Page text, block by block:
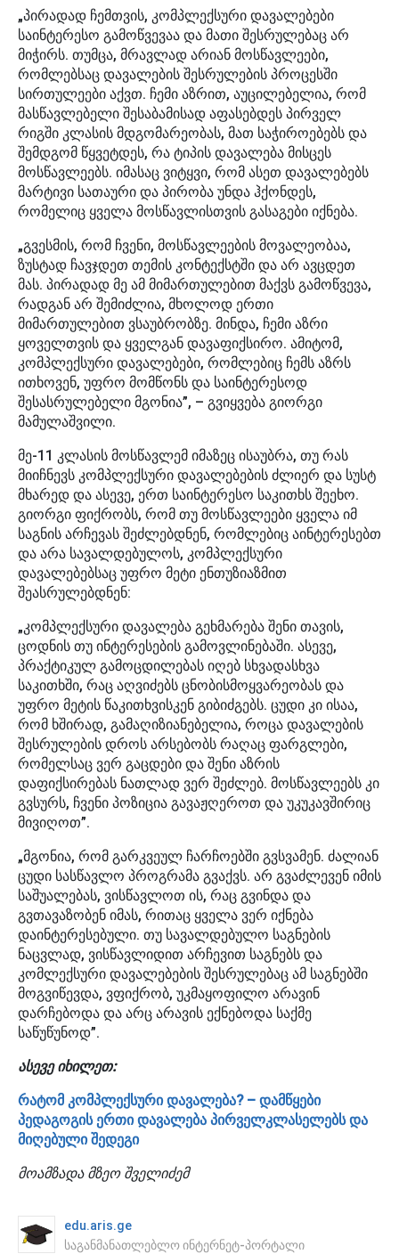
„პირადად ჩემთვის, კომპლექსური დავალებები
საინტერესო გამოწვევაა და მათი შესრულებაც არ
მიჭირს. თუმცა, მრავლად არიან მოსწავლეები,
რომლებსაც დავალების შესრულების პროცესში
სირთულეები აქვთ. ჩემი აზრით, აუცილებელია, რომ
მასწავლებელი შესაბამისად აფასებდეს პირველ
რიგში კლასის მდგომარეობას, მათ საჭიროებებს და
შემდგომ წყვეტდეს, რა ტიპის დავალება მისცეს
მოსწავლეებს. იმასაც ვიტყვი, რომ ასეთ დავალებებს
მარტივი სათაური და პირობა უნდა ჰქონდეს,
რომელიც ყველა მოსწავლისთვის გასაგები იქნება.
„გვესმის, რომ ჩვენი, მოსწავლეების მოვალეობაა,
ზუსტად ჩავჯდეთ თემის კონტექსტში და არ ავცდეთ
მას. პირადად მე ამ მიმართულებით მაქვს გამოწვევა,
რადგან არ შემიძლია, მხოლოდ ერთი
მიმართულებით ვსაუბრობზე. მინდა, ჩემი აზრი
ყოველთვის და ყველგან დავაფიქსირო. ამიტომ,
კომპლექსური დავალებები, რომლებიც ჩემს აზრს
ითხოვენ, უფრო მომწონს და საინტერესოდ
შესასრულებელი მგონია”, – გვიყვება გიორგი
მამულაშვილი.
მე-11 კლასის მოსწავლემ იმაზეც ისაუბრა, თუ რას
მიიჩნევს კომპლექსური დავალებების ძლიერ და სუსტ
მხარედ და ასევე, ერთ საინტერესო საკითხს შეეხო.
გიორგი ფიქრობს, რომ თუ მოსწავლეები ყველა იმ
საგნის არჩევას შეძლებდნენ, რომლებიც აინტერესებთ
და არა სავალდებულოს, კომპლექსური
დავალებებსაც უფრო მეტი ენთუზიაზმით
შეასრულებდნენ:
„კომპლექსური დავალება გეხმარება შენი თავის,
ცოდნის თუ ინტერესების გამოვლინებაში. ასევე,
პრაქტიკულ გამოცდილებას იღებ სხვადასხვა
საკითხში, რაც აღვიძებს ცნობისმოყვარეობას და
უფრო მეტის წაკითხვისკენ გიბიძგებს. ცუდი კი ისაა,
რომ ხშირად, გამაღიზიანებელია, როცა დავალების
შესრულების დროს არსებობს რაღაც ფარგლები,
რომელსაც ვერ გაცდები და შენი აზრის
დაფიქსირებას ნათლად ვერ შეძლებ. მოსწავლეებს კი
გვსურს, ჩვენი პოზიცია გავაჟღეროთ და უკუკავშირიც
მივიღოთ”.
„მგონია, რომ გარკვეულ ჩარჩოებში გვსვამენ. ძალიან
ცუდი სასწავლო პროგრამა გვაქვს. არ გვაძლევენ იმის
საშუალებას, ვისწავლოთ ის, რაც გვინდა და
გვთავაზობენ იმას, რითაც ყველა ვერ იქნება
დაინტერესებული. თუ სავალდებულო საგნების
ნაცვლად, ვისწავლიდით არჩევით საგნებს და
კომლექსური დავალებების შესრულებაც ამ საგნებში
მოგვიწევდა, ვფიქრობ, უკმაყოფილო არავინ
დარჩებოდა და არც არავის ექნებოდა საქმე
საწუწუნოდ”.
ასევე იხილეთ:
რატომ კომპლექსური დავალება? – დამწყები
პედაგოგის ერთი დავალება პირველკლასელებს და
მიღებული შედეგი
მოამზადა მზეო შველიძემ
edu.aris.ge
საგანმანათლებლო ინტერნეტ-პორტალი